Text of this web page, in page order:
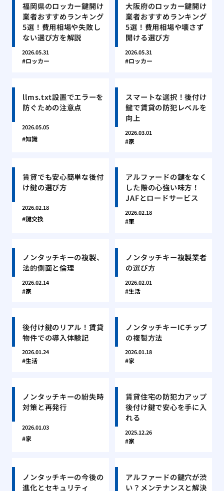
福岡県のロッカー鍵開け
業者おすすめランキング
5選！費用相場や失敗し
ない選び方を解説
2026.05.31
ロッカー
大阪府のロッカー鍵開け
業者おすすめランキング
5選！費用相場や壊さず
開ける選び方
2026.05.31
ロッカー
llms.txt設置でエラーを
防ぐための注意点
2026.05.05
知識
スマートな選択！後付け
鍵で賃貸の防犯レベルを
向上
2026.03.01
家
賃貸でも安心簡単な後付
け鍵の選び方
2026.02.18
鍵交換
アルファードの鍵をなく
した際の心強い味方！
JAFとロードサービス
2026.02.18
車
ノンタッチキーの複製、
法的側面と倫理
2026.02.14
家
ノンタッチキー複製業者
の選び方
2026.02.01
生活
後付け鍵のリアル！賃貸
物件での導入体験記
2026.01.24
生活
ノンタッチキーICチップ
の複製方法
2026.01.18
家
ノンタッチキーの紛失時
対策と再発行
2026.01.03
家
賃貸住宅の防犯力アップ
後付け鍵で安心を手に入
れる
2025.12.26
家
ノンタッチキーの今後の
進化とセキュリティ
アルファードの鍵穴が渋
い？メンテナンスと解決